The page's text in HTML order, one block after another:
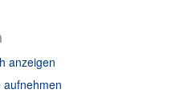
anzeigen
aufnehmen